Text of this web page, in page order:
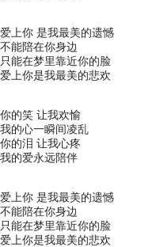
爱上你 是我最美的遗憾
不能陪在你身边
只能在梦里靠近你的脸
爱上你是我最美的悲欢
你的笑 让我欢愉
我的心一瞬间凌乱
你的泪 让我心疼
我的爱永远陪伴
爱上你 是我最美的遗憾
不能陪在你身边
只能在梦里靠近你的脸
爱上你是我最美的悲欢